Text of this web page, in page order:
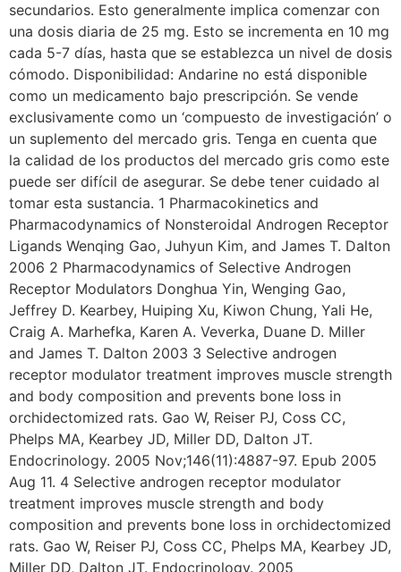
secundarios. Esto generalmente implica comenzar con
una dosis diaria de 25 mg. Esto se incrementa en 10 mg
cada 5-7 días, hasta que se establezca un nivel de dosis
cómodo. Disponibilidad: Andarine no está disponible
como un medicamento bajo prescripción. Se vende
exclusivamente como un ‘compuesto de investigación’ o
un suplemento del mercado gris. Tenga en cuenta que
la calidad de los productos del mercado gris como este
puede ser difícil de asegurar. Se debe tener cuidado al
tomar esta sustancia. 1 Pharmacokinetics and
Pharmacodynamics of Nonsteroidal Androgen Receptor
Ligands Wenqing Gao, Juhyun Kim, and James T. Dalton
2006 2 Pharmacodynamics of Selective Androgen
Receptor Modulators Donghua Yin, Wenging Gao,
Jeffrey D. Kearbey, Huiping Xu, Kiwon Chung, Yali He,
Craig A. Marhefka, Karen A. Veverka, Duane D. Miller
and James T. Dalton 2003 3 Selective androgen
receptor modulator treatment improves muscle strength
and body composition and prevents bone loss in
orchidectomized rats. Gao W, Reiser PJ, Coss CC,
Phelps MA, Kearbey JD, Miller DD, Dalton JT.
Endocrinology. 2005 Nov;146(11):4887-97. Epub 2005
Aug 11. 4 Selective androgen receptor modulator
treatment improves muscle strength and body
composition and prevents bone loss in orchidectomized
rats. Gao W, Reiser PJ, Coss CC, Phelps MA, Kearbey JD,
Miller DD, Dalton JT. Endocrinology. 2005